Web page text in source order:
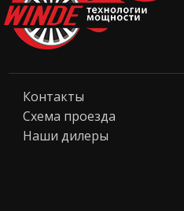
Контакты
Схема проезда
Наши дилеры